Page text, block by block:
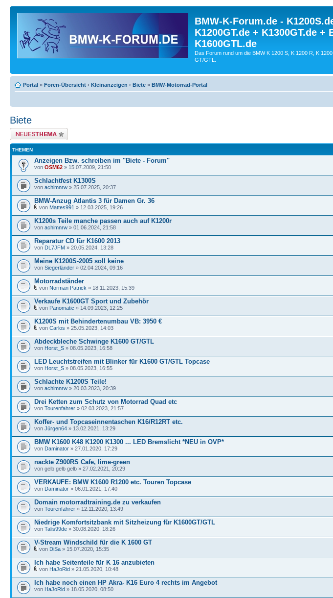
BMW-K-Forum.de -
K1200GT.de + K1300GT.de +
K1600GTL.de
Das Forum rund um die BMW K 1200 S, K 1200 R, K
GT/GTL.
Portal » Foren-Übersicht ‹ Kleinanzeigen ‹ Biete » BMW-Motorrad-Portal
Biete
Neues Thema erstellen
THEMEN
Anzeigen Bzw. schreiben im "Biete - Forum"
von OSM62 » 15.07.2009, 21:50
Schlachtfest K1300S
von achimnrw » 25.07.2025, 20:37
BMW-Anzug Atlantis 3 für Damen Gr. 36
von Mattes991 » 12.03.2025, 19:26
K1200s Teile manche passen auch auf K1200r
von achimnrw » 01.06.2024, 21:58
Reparatur CD für K1600 2013
von DL7JFM » 20.05.2024, 13:28
Meine K1200S-2005 soll keine
von Siegerländer » 02.04.2024, 09:16
Motorradständer
von Norman Patrick » 18.11.2023, 15:39
Verkaufe K1600GT Sport und Zubehör
von Panomatic » 14.09.2023, 12:25
K1200S mit Behindertenumbau VB: 3950 €
von Carlos » 25.05.2023, 14:03
Abdeckbleche Schwinge K1600 GT/GTL
von Horst_S » 08.05.2023, 16:58
LED Leuchtstreifen mit Blinker für K1600 GT/GTL Topcase
von Horst_S » 08.05.2023, 16:55
Schlachte K1200S Teile!
von achimnrw » 20.03.2023, 20:39
Drei Ketten zum Schutz von Motorrad Quad etc
von Tourenfahrer » 02.03.2023, 21:57
Koffer- und Topcaseinnentaschen K16/R12RT etc.
von Jürgen64 » 13.02.2021, 13:29
BMW K1600 K48 K1200 K1300 ... LED Bremslicht *NEU in OVP*
von Daminator » 27.01.2020, 17:29
nackte Z900RS Cafe, lime-green
von gelb gelb gelb » 27.02.2021, 20:29
VERKAUFE: BMW K1600 R1200 etc. Touren Topcase
von Daminator » 06.01.2021, 17:40
Domain motorradtraining.de zu verkaufen
von Tourenfahrer » 12.11.2020, 13:49
Niedrige Komfortsitzbank mit Sitzheizung für K1600GT/GTL
von Talis99de » 30.08.2020, 18:26
V-Stream Windschild für die K 1600 GT
von DiSa » 15.07.2020, 15:35
Ich habe Seitenteile für K 16 anzubieten
von HaJoRid » 21.05.2020, 10:48
Ich habe noch einen HP Akra- K16 Euro 4 rechts im Angebot
von HaJoRid » 18.05.2020, 08:50